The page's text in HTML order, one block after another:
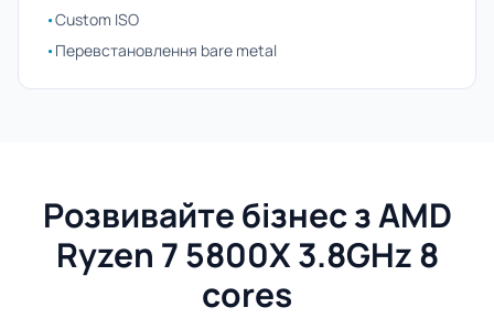
•Custom ISO
•Перевстановлення bare metal
Розвивайте бізнес з AMD
Ryzen 7 5800X 3.8GHz 8
cores